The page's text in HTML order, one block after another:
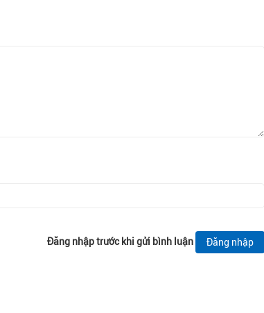
Đăng nhập trước khi gửi bình luận Đăng nhập